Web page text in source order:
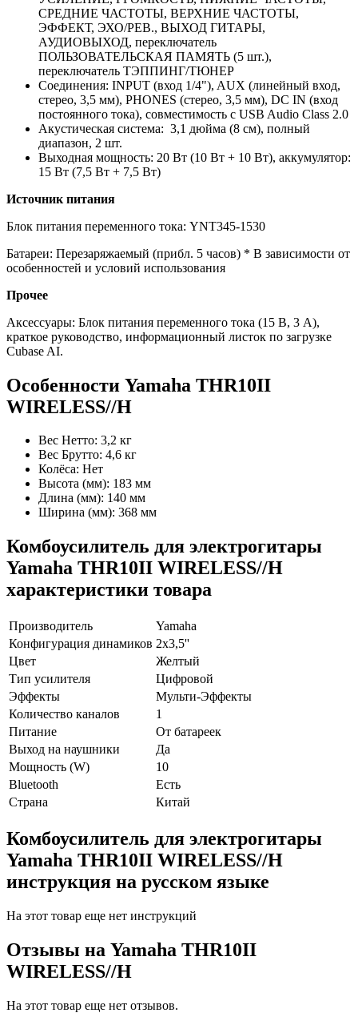
СРЕДНИЕ ЧАСТОТЫ, ВЕРХНИЕ ЧАСТОТЫ,
ЭФФЕКТ, ЭХО/РЕВ., ВЫХОД ГИТАРЫ,
АУДИОВЫХОД, переключатель
ПОЛЬЗОВАТЕЛЬСКАЯ ПАМЯТЬ (5 шт.),
переключатель ТЭППИНГ/ТЮНЕР
Соединения: INPUT (вход 1/4"), AUX (линейный вход,
стерео, 3,5 мм), PHONES (стерео, 3,5 мм), DC IN (вход
постоянного тока), совместимость с USB Audio Class 2.0
Акустическая система: 3,1 дюйма (8 см), полный
диапазон, 2 шт.
Выходная мощность: 20 Вт (10 Вт + 10 Вт), аккумулятор:
15 Вт (7,5 Вт + 7,5 Вт)
Источник питания
Блок питания переменного тока: YNT345-1530
Батареи: Перезаряжаемый (прибл. 5 часов) * В зависимости от
особенностей и условий использования
Прочее
Аксессуары: Блок питания переменного тока (15 В, 3 А),
краткое руководство, информационный листок по загрузке
Cubase AI.
Особенности Yamaha THR10II
WIRELESS//H
Вес Нетто: 3,2 кг
Вес Брутто: 4,6 кг
Колёса: Нет
Высота (мм): 183 мм
Длина (мм): 140 мм
Ширина (мм): 368 мм
Комбоусилитель для электрогитары
Yamaha THR10II WIRELESS//H
характеристики товара
Производитель
Yamaha
Конфигурация динамиков 2х3,5''
Цвет
Желтый
Тип усилителя
Цифровой
Эффекты
Мульти-Эффекты
Количество каналов
1
Питание
От батареек
Выход на наушники
Да
Мощность (W)
10
Bluetooth
Есть
Страна
Китай
Комбоусилитель для электрогитары
Yamaha THR10II WIRELESS//H
инструкция на русском языке
На этот товар еще нет инструкций
Отзывы на Yamaha THR10II
WIRELESS//H
На этот товар еще нет отзывов.